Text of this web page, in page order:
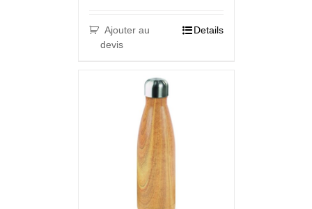
Ajouter au
devis
Details